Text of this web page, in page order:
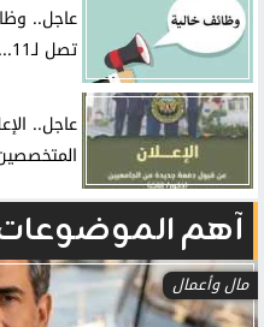
عاجل..
تصل لـ11...
عاجل..
آهم
مال وأعمال